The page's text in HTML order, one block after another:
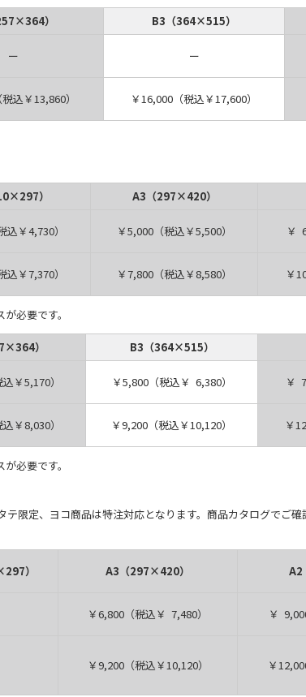
） B3（364×515）
ー ー
込￥13,860） ￥16,000（税込￥17,600）
） A3（297×420）
込￥4,730） ￥5,000（税込￥5,500） ￥
込￥7,370） ￥7,800（税込￥8,580） ￥
必要です。
） B3（364×515）
￥5,170） ￥5,800（税込￥ 6,380） ￥
￥8,030） ￥9,200（税込￥10,120） ￥
必要です。
限定、ヨコ商品は特注対応となります。商品カタログでご
） A3（297×420） A2
￥6,800（税込￥ 7,480） ￥
￥9,200（税込￥10,120） ￥